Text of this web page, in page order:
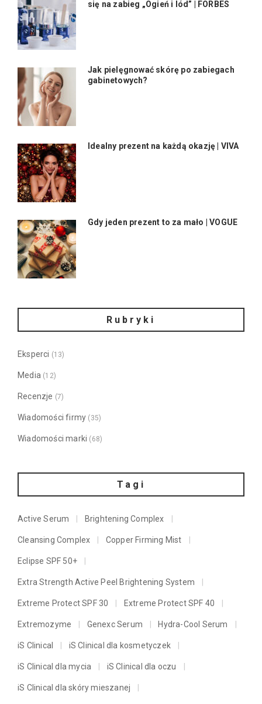
się na zabieg „Ogień i lód” | FORBES
Jak pielęgnować skórę po zabiegach
gabinetowych?
Idealny prezent na każdą okazję | VIVA
Gdy jeden prezent to za mało | VOGUE
Rubryki
Eksperci (13)
Media (12)
Recenzje (7)
Wiadomości firmy (35)
Wiadomości marki (68)
Tagi
Active Serum Brightening Complex
Cleansing Complex Copper Firming Mist
Eclipse SPF 50+
Extra Strength Active Peel Brightening System
Extreme Protect SPF 30 Extreme Protect SPF 40
Extremozyme Genexc Serum Hydra-Cool Serum
iS Clinical iS Clinical dla kosmetyczek
iS Clinical dla mycia iS Clinical dla oczu
iS Clinical dla skóry mieszanej